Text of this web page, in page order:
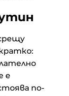
е
по-